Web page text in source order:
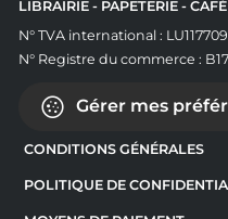
LIBRAIRIE - PAPETERIE -
N° TVA international :
N° Registre du commerce :
Gérer mes
CONDITIONS GÉNÉRALES
POLITIQUE DE